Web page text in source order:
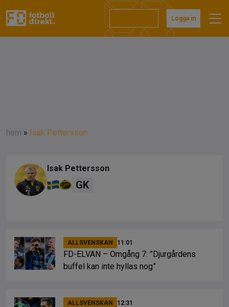
Logga in
hem » Isak Pettersson
Isak Pettersson
GK
ALLSVENSKAN 11:01
FD-ELVAN – Omgång 7: ”Djurgårdens
buffel kan inte hyllas nog”
ALLSVENSKAN 12:31